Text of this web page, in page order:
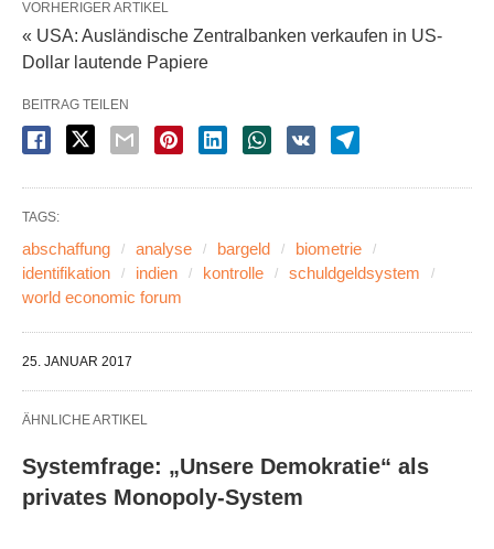
VORHERIGER ARTIKEL
« USA: Ausländische Zentralbanken verkaufen in US-
Dollar lautende Papiere
BEITRAG TEILEN
TAGS:
abschaffung analyse bargeld
biometrie
identifikation
indien kontrolle
schuldgeldsystem
world economic forum
25. JANUAR 2017
ÄHNLICHE ARTIKEL
Systemfrage: „Unsere Demokratie“ als
privates Monopoly-System